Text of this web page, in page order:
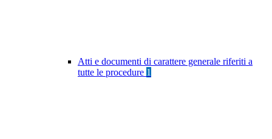
Atti e documenti di carattere generale riferiti a
tutte le procedure 1